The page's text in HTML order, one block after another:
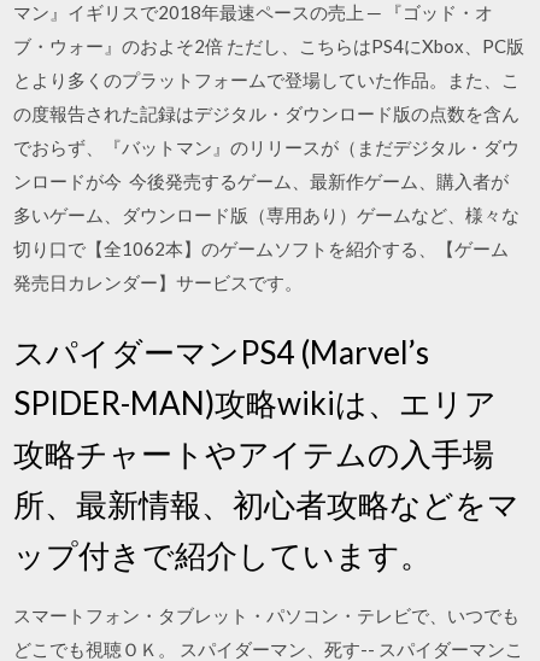
マン』イギリスで2018年最速ペースの売上 ─ 『ゴッド・オ
ブ・ウォー』のおよそ2倍 ただし、こちらはPS4にXbox、PC版
とより多くのプラットフォームで登場していた作品。また、こ
の度報告された記録はデジタル・ダウンロード版の点数を含ん
でおらず、『バットマン』のリリースが（まだデジタル・ダウ
ンロードが今 今後発売するゲーム、最新作ゲーム、購入者が
多いゲーム、ダウンロード版（専用あり）ゲームなど、様々な
切り口で【全1062本】のゲームソフトを紹介する、【ゲーム
発売日カレンダー】サービスです。
スパイダーマンPS4 (Marvel’s
SPIDER-MAN)攻略wikiは、エリア
攻略チャートやアイテムの入手場
所、最新情報、初心者攻略などをマ
ップ付きで紹介しています。
スマートフォン・タブレット・パソコン・テレビで、いつでも
どこでも視聴ＯＫ。 スパイダーマン、死す-- スパイダーマンこ